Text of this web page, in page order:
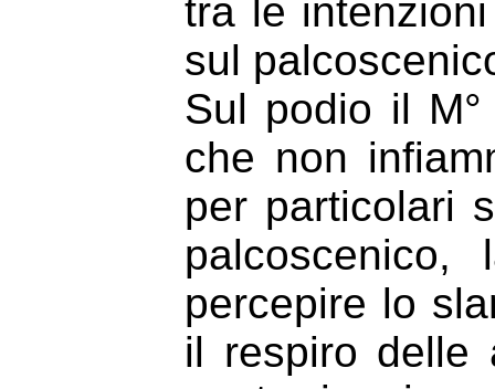
tra le
sul
Sul podio il
che non
per particolari
percepire lo
il respiro delle